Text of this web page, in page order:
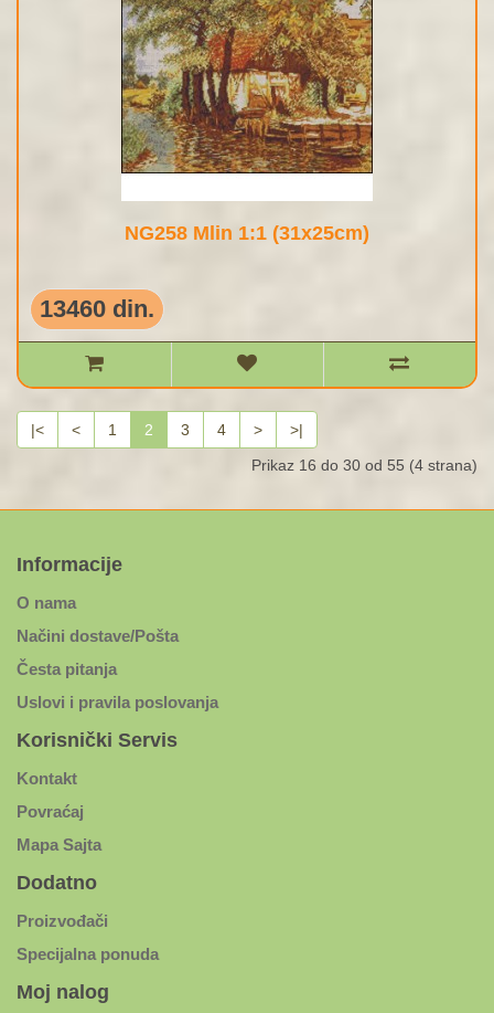
NG258 Mlin 1:1 (31x25cm)
13460 din.
|< < 1 2 3 4 >
>|
Prikaz 16 do 30 od 55 (4 strana)
Informacije
O nama
Načini dostave/Pošta
Česta pitanja
Uslovi i pravila poslovanja
Korisnički Servis
Kontakt
Povraćaj
Mapa Sajta
Dodatno
Proizvođači
Specijalna ponuda
Moj nalog